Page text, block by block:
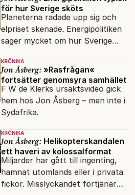
svenskar.
för hur Sverige sköts
Planeterna radade upp sig och
elpriset skenade. Energipolitiken
säger mycket om hur Sverige
KRÖNIKA
Jon Åsberg: »Rasfrågan«
fortsätter genomsyra samhället
F W de Klerks ursäktsvideo gick
hem hos Jon Åsberg – men inte i
Sydafrika.
KRÖNIKA
Jon Åsberg: Helikopterskandalen
ett haveri av kolossalformat
Miljarder har gått till ingenting,
hamnat utomlands eller i privata
fickor. Misslyckandet förtjänar